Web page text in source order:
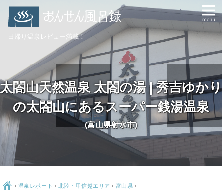
日帰り温泉レビュー満載！
太閤山天然温泉 太閤の湯 | 秀吉ゆかり
の太閤山にあるスーパー銭湯温泉
(富山県射水市)
Ç › 温泉レポート › 北陸・甲信越エリア › 富山県 ›